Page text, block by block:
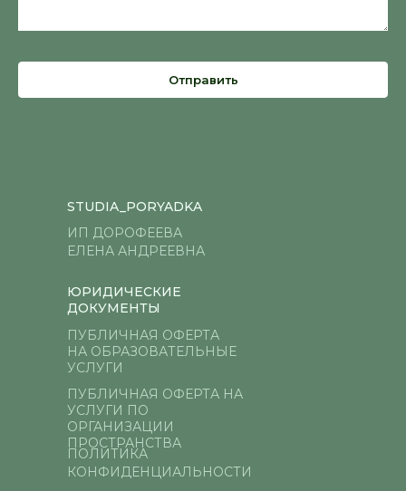
Отправить
ИП ДОРОФЕЕВА
ЕЛЕНА АНДРЕЕВНА
ЮРИДИЧЕСКИЕ
ДОКУМЕНТЫ
ПУБЛИЧНАЯ ОФЕРТА
НА ОБРАЗОВАТЕЛЬНЫЕ
УСЛУГИ
ПУБЛИЧНАЯ ОФЕРТА НА
УСЛУГИ ПО
ОРГАНИЗАЦИИ
ПРОСТРАНСТВА
STUDIA_PORYADKA
ПОЛИТИКА
КОНФИДЕНЦИАЛЬНОСТИ